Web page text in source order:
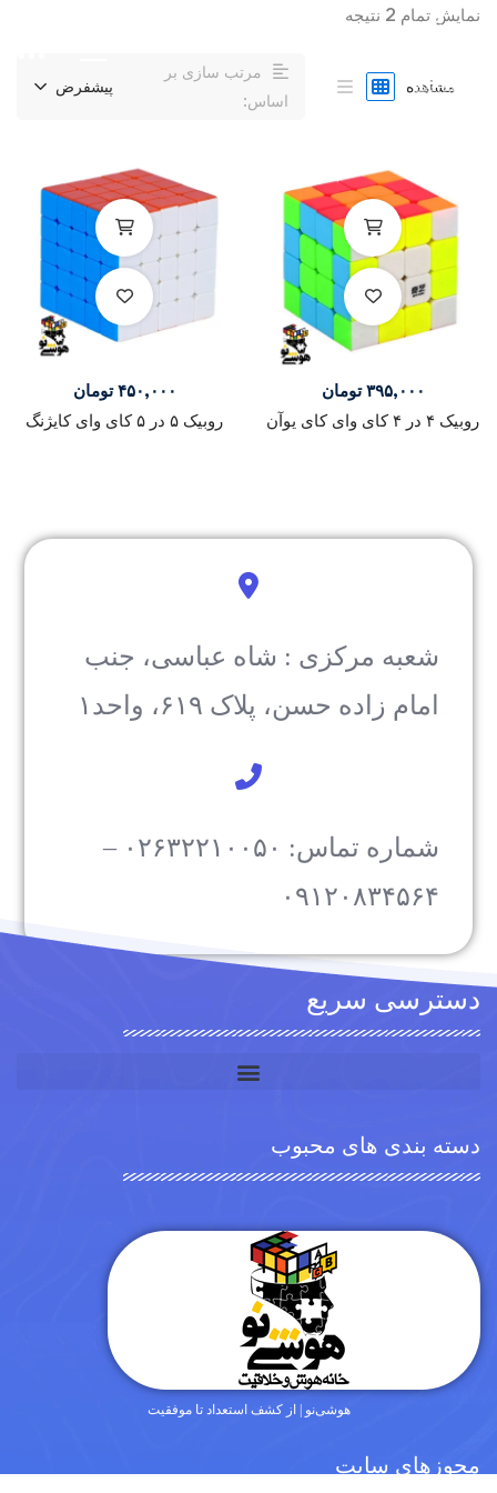
صفحه اصلی
نمایش تمام 2 نتیجه
مشاهده
مرتب سازی بر
اساس:
پیشفرض
۳۹۵,۰۰۰ تومان
روبیک ۴ در ۴ کای وای کای یوآن
۴۵۰,۰۰۰ تومان
روبیک ۵ در ۵ کای وای کایژنگ
شعبه مرکزی : شاه عباسی، جنب
امام زاده حسن، پلاک ۶۱۹، واحد۱​
شماره تماس: ۰۲۶۳۲۲۱۰۰۵۰ –
۰۹۱۲۰۸۳۴۵۶۴
دسترسی سریع
دسته بندی های محبوب
هوشی‌نو | از کشف استعداد تا موفقیت
مجوزهای سایت